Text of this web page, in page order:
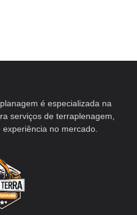
é especializada na
serviços de terraplenagem,
no mercado.